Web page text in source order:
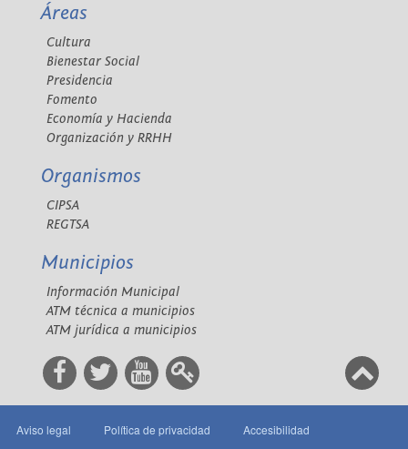
Áreas
Cultura
Bienestar Social
Presidencia
Fomento
Economía y Hacienda
Organización y RRHH
Organismos
CIPSA
REGTSA
Municipios
Información Municipal
ATM técnica a municipios
ATM jurídica a municipios
Aviso legal Política de privacidad Accesibilidad